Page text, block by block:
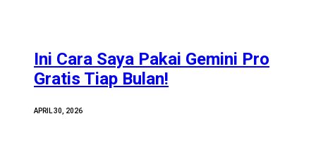
Ini Cara Saya Pakai Gemini Pro
Gratis Tiap Bulan!
APRIL 30, 2026